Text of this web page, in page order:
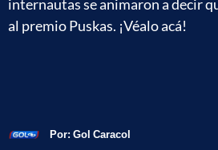
internautas se animaron a decir
al premio Puskas. ¡Véalo acá!
Por: Gol Caracol